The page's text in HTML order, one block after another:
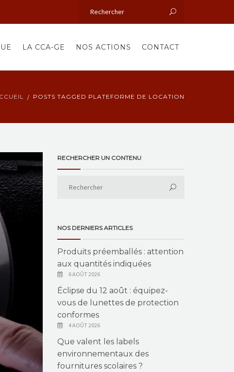
LA CCA-GE NOS ACTIONS CONTACT
POSTS TAGGED PLATEFORME DE LOCATION
RECHERCHER UN CONTENU
NOS DERNIERS ARTICLES
Produits préemballés : attention
aux quantités indiquées
6 AOÛT 2026
Éclipse du 12 août : équipez-
vous de lunettes de protection
conformes
4 AOÛT 2026
Que valent les labels
environnementaux des
fournitures scolaires ?